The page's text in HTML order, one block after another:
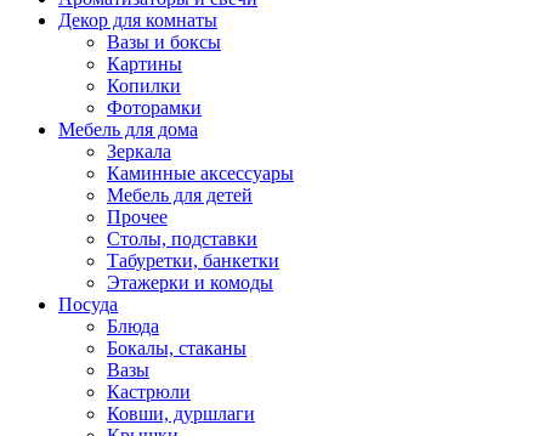
Декор для комнаты
Вазы и боксы
Картины
Копилки
Фоторамки
Мебель для дома
Зеркала
Каминные аксессуары
Мебель для детей
Прочее
Столы, подставки
Табуретки, банкетки
Этажерки и комоды
Посуда
Блюда
Бокалы, стаканы
Вазы
Кастрюли
Ковши, дуршлаги